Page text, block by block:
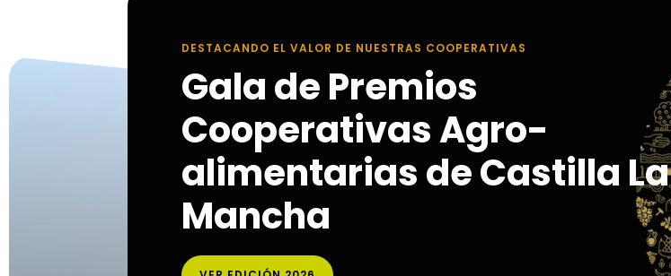
DESTACANDO EL VALOR DE NUESTRAS COOPERATIVAS
Gala de Premios
Cooperativas Agro-
alimentarias de Castilla La
Mancha